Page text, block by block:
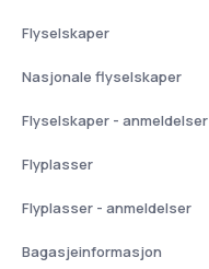
Flyselskaper
Nasjonale flyselskaper
Flyselskaper - anmeldelser
Flyplasser
Flyplasser - anmeldelser
Bagasjeinformasjon